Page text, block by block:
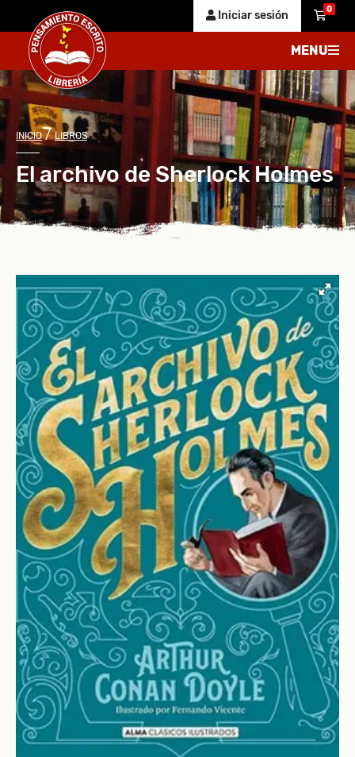
Iniciar sesión 0
MENU
INICIO/LIBROS
El archivo de Sherlock Holmes